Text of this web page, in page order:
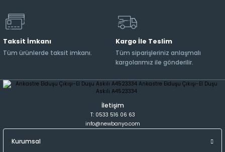
Taksit İmkanı
Tüm ürünlerde taksit imkanı.
Kargo İle Teslim
Tüm siparişleriniz anlaşmalı
kargolarımız ile gönderilir.
İletişim
T: 0533 516 06 63
info@newbanyo.com
Kurumsal